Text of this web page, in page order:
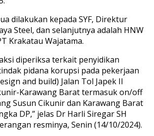
dilakukan kepada SYF, Direktur
Steel, dan selanjutnya adalah HNW
Krakatau Wajatama.
diperiksa terkait penyidikan
pidana korupsi pada pekerjaan
and build) Jalan Tol Japek II
Karawang Barat termasuk on/off
Susun Cikunir dan Karawang Barat
DP,” jelas Dr Harli Siregar SH
resminya, Senin (14/10/2024).